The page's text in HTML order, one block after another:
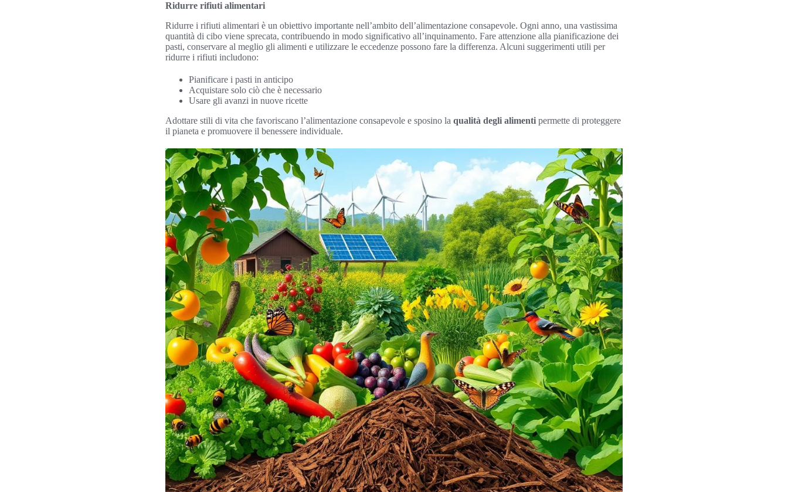
Ridurre rifiuti alimentari
Ridurre i rifiuti alimentari è un obiettivo importante nell’ambito dell’alimentazione consapevole. Ogni anno, una vastissima
quantità di cibo viene sprecata, contribuendo in modo significativo all’inquinamento. Fare attenzione alla pianificazione dei
pasti, conservare al meglio gli alimenti e utilizzare le eccedenze possono fare la differenza. Alcuni suggerimenti utili per
ridurre i rifiuti includono:
Pianificare i pasti in anticipo
Acquistare solo ciò che è necessario
Usare gli avanzi in nuove ricette
Adottare stili di vita che favoriscano l’alimentazione consapevole e sposino la qualità degli alimenti permette di proteggere
il pianeta e promuovere il benessere individuale.